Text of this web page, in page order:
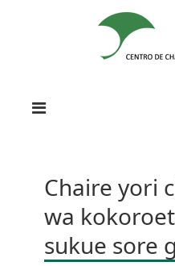
Chaire yori
wa
sukue sore